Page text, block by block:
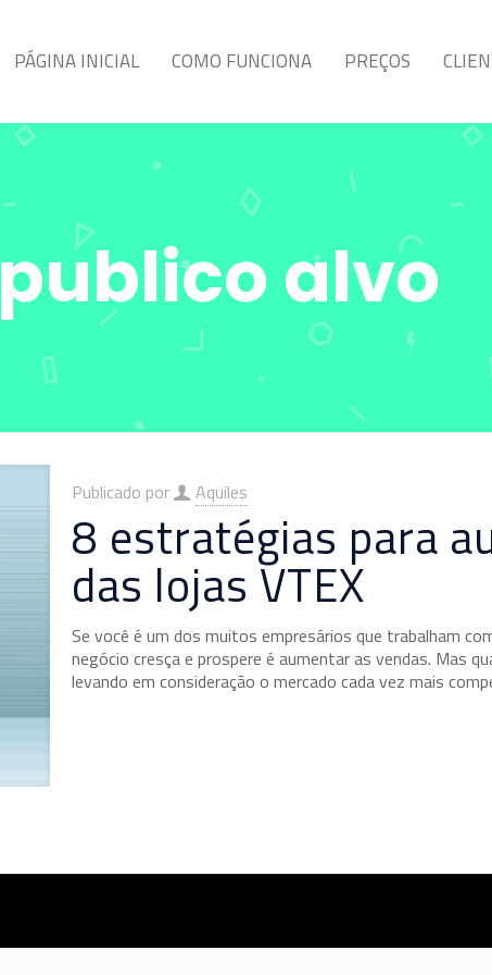
PÁGINA INICIAL COMO FUNCIONA PREÇOS
publico alvo
Publicado por Aquiles
8 estratégias para
das lojas VTEX
Se você é um dos muitos empresários que trabalham
negócio cresça e prospere é aumentar as vendas. Mas
levando em consideração o mercado cada vez mais